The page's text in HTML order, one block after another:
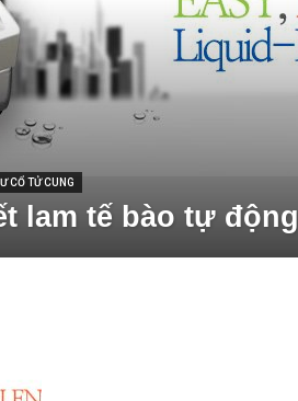
CỔ TỬ CUNG
lam tế bào tự động